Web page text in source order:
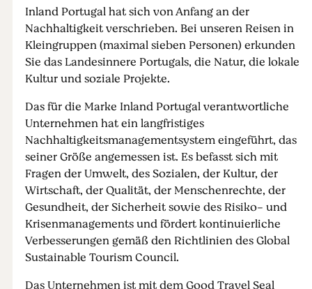
Inland Portugal hat sich von Anfang an der
Nachhaltigkeit verschrieben. Bei unseren Reisen in
Kleingruppen (maximal sieben Personen) erkunden
Sie das Landesinnere Portugals, die Natur, die lokale
Kultur und soziale Projekte.
Das für die Marke Inland Portugal verantwortliche
Unternehmen hat ein langfristiges
Nachhaltigkeitsmanagementsystem eingeführt, das
seiner Größe angemessen ist. Es befasst sich mit
Fragen der Umwelt, des Sozialen, der Kultur, der
Wirtschaft, der Qualität, der Menschenrechte, der
Gesundheit, der Sicherheit sowie des Risiko- und
Krisenmanagements und fördert kontinuierliche
Verbesserungen gemäß den Richtlinien des Global
Sustainable Tourism Council.
Das Unternehmen ist mit dem Good Travel Seal